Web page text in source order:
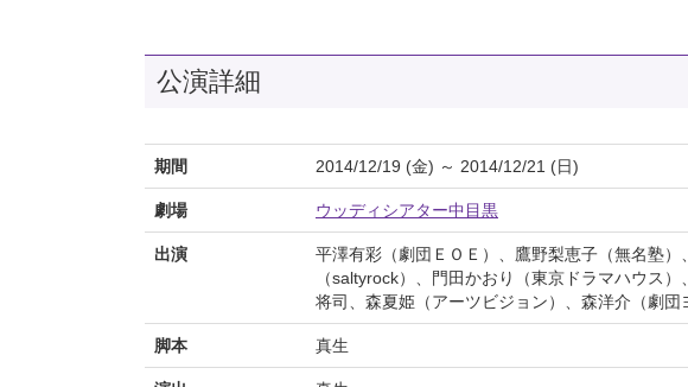
公演詳細
期間 2014/12/19 (金) ～ 2014/12/21 (日)
劇場 ウッディシアター中目黒
出演
平澤有彩（劇団ＥＯＥ）、鷹野梨恵子（無名塾
（saltyrock）、門田かおり（東京ドラマハウス
将司、森夏姫（アーツビジョン）、森洋介（劇団
脚本 真生